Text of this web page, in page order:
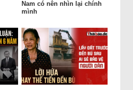
Nam có nên nhìn lại chính
mình